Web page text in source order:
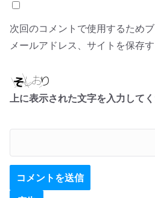
次回のコメントで使用するため
メールアドレス、サイトを保存す
上に表示された文字を入力してく